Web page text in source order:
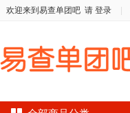
欢迎来到易查单团吧 请 登录